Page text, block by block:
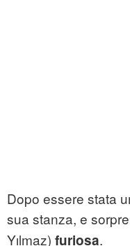
Dopo essere stata
sua stanza, e
Yılmaz) furiosa.